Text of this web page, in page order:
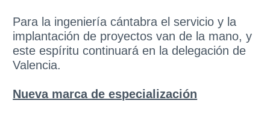
Para la ingeniería cántabra el servicio y la
implantación de proyectos van de la mano, y
este espíritu continuará en la delegación de
Valencia.
Nueva marca de especialización